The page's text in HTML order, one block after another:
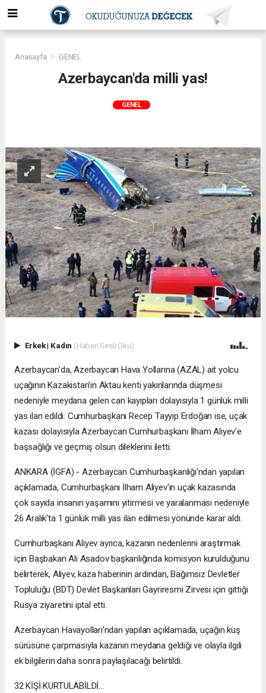
Anasayfa GENEL
Azerbaycan'da milli yas!
GENEL
Erkek| Kadın (Haberi Sesli Oku)
Azerbaycan'da, Azerbaycan Hava Yollarına (AZAL) ait yolcu
uçağının Kazakistan'ın Aktau kenti yakınlarında düşmesi
nedeniyle meydana gelen can kayıpları dolayısıyla 1 günlük milli
yas ilan edildi. Cumhurbaşkanı Recep Tayyip Erdoğan ise, uçak
kazası dolayısıyla Azerbaycan Cumhurbaşkanı İlham Aliyev'e
başsağlığı ve geçmiş olsun dileklerini iletti.
ANKARA (İGFA) - Azerbaycan Cumhurbaşkanlığı'ndan yapılan
açıklamada, Cumhurbaşkanı İlham Aliyev'in uçak kazasında
çok sayıda insanın yaşamını yitirmesi ve yaralanması nedeniyle
26 Aralık'ta 1 günlük milli yas ilan edilmesi yönünde karar aldı.
Cumhurbaşkanı Aliyev ayrıca, kazanın nedenlerini araştırmak
için Başbakan Ali Asadov başkanlığında komisyon kurulduğunu
belirterek, Aliyev, kaza haberinin ardından, Bağımsız Devletler
Topluluğu (BDT) Devlet Başkanları Gayriresmi Zirvesi için gittiği
Rusya ziyaretini iptal etti.
Azerbaycan Havayolları'ndan yapılan açıklamada, uçağın kuş
sürüsüne çarpmasıyla kazanın meydana geldiği ve olayla ilgili
ek bilgilerin daha sonra paylaşılacağı belirtildi.
32 KİŞİ KURTULABİLDİ...